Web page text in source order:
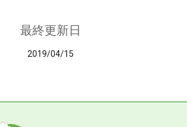
最終更新日
2019/04/15